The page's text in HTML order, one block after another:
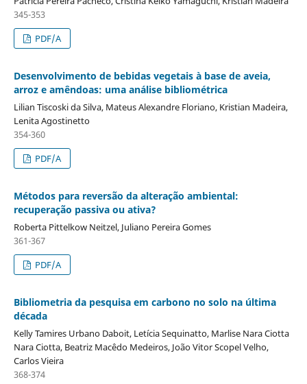
345-353
PDF/A
Desenvolvimento de bebidas vegetais à base de aveia,
arroz e amêndoas: uma análise bibliométrica
Lilian Tiscoski da Silva, Mateus Alexandre Floriano, Kristian Madeira,
Lenita Agostinetto
354-360
PDF/A
Métodos para reversão da alteração ambiental:
recuperação passiva ou ativa?
Roberta Pittelkow Neitzel, Juliano Pereira Gomes
361-367
PDF/A
Bibliometria da pesquisa em carbono no solo na última
década
Kelly Tamires Urbano Daboit, Letícia Sequinatto, Marlise Nara Ciotta
Nara Ciotta, Beatriz Macêdo Medeiros, João Vitor Scopel Velho,
Carlos Vieira
368-374